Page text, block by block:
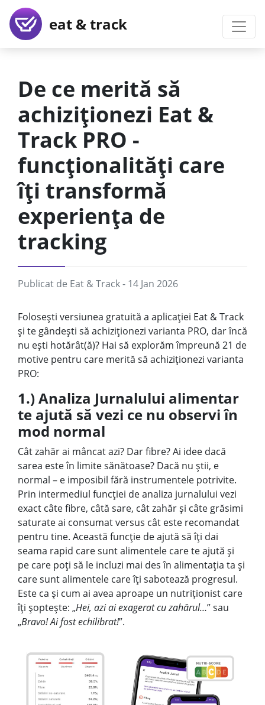
eat & track
De ce merită să
achiziționezi Eat &
Track PRO -
funcționalități care
îți transformă
experiența de
tracking
Publicat de Eat & Track- 14 Jan 2026
Folosești versiunea gratuită a aplicației Eat & Track
și te gândești să achiziționezi varianta PRO, dar încă
nu ești hotărât(ă)? Hai să explorăm împreună 21 de
motive pentru care merită să achiziționezi varianta
PRO:
1.) Analiza Jurnalului alimentar
te ajută să vezi ce nu observi în
mod normal
Cât zahăr ai mâncat azi? Dar fibre? Ai idee dacă
sarea este în limite sănătoase? Dacă nu știi, e
normal – e imposibil fără instrumentele potrivite.
Prin intermediul funcției de analiza jurnalului vezi
exact câte fibre, câtă sare, cât zahăr și câte grăsimi
saturate ai consumat versus cât este recomandat
pentru tine. Această funcție de ajută să îți dai
seama rapid care sunt alimentele care te ajută și
pe care poți să le incluzi mai des în alimentația ta și
care sunt alimentele care îți sabotează progresul.
Este ca și cum ai avea aproape un nutriționist care
îți șoptește: „Hei, azi ai exagerat cu zahărul…” sau
„Bravo! Ai fost echilibrat!”.